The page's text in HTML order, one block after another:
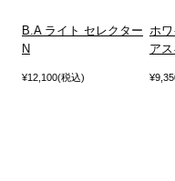
B.A ライト セレクター
N
¥12,100(税込)
ホ
ア